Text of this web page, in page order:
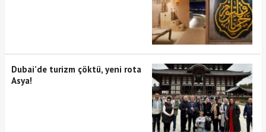
Dubai’de turizm çöktü, yeni rota
Asya!